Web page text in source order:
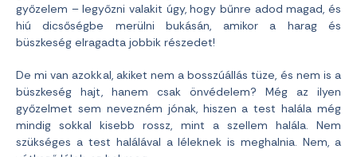
győzelem – legyőzni valakit úgy, hogy bűnre adod magad, és
hiú dicsőségbe merülni bukásán, amikor a harag és
büszkeség elragadta jobbik részedet!
De mi van azokkal, akiket nem a bosszúállás tüze, és nem is a
büszkeség hajt, hanem csak önvédelem? Még az ilyen
győzelmet sem nevezném jónak, hiszen a test halála még
mindig sokkal kisebb rossz, mint a szellem halála. Nem
szükséges a test halálával a léleknek is meghalnia. Nem, a